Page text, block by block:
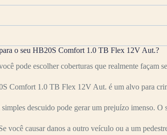
o seu HB20S Comfort 1.0 TB Flex 12V Aut.?
pode escolher coberturas que realmente façam
Comfort 1.0 TB Flex 12V Aut. é um alvo para
descuido pode gerar um prejuízo imenso. O
você causar danos a outro veículo ou a um